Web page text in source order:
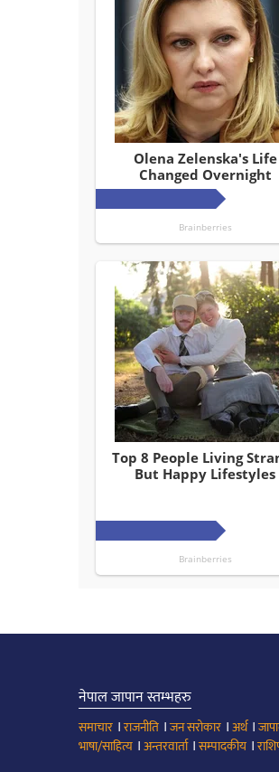
नेपाल जापान स्तम्भहरु
समाचार ।राजनीति ।जन सरोकार ।अर्थ।
भाषा/साहित्य ।अन्तरवार्ता।सम्पादकीय ।